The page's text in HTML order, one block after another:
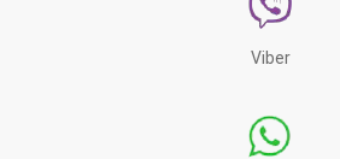
Viber